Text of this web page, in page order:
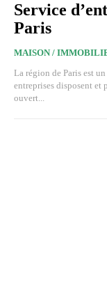
Service
Paris
MAISON /
La région de Paris est
entreprises disposent et
ouvert...